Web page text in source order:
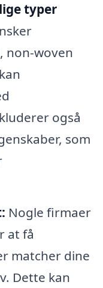
typer
non-woven
også
som
Nogle firmaer
at få
matcher dine
Dette kan